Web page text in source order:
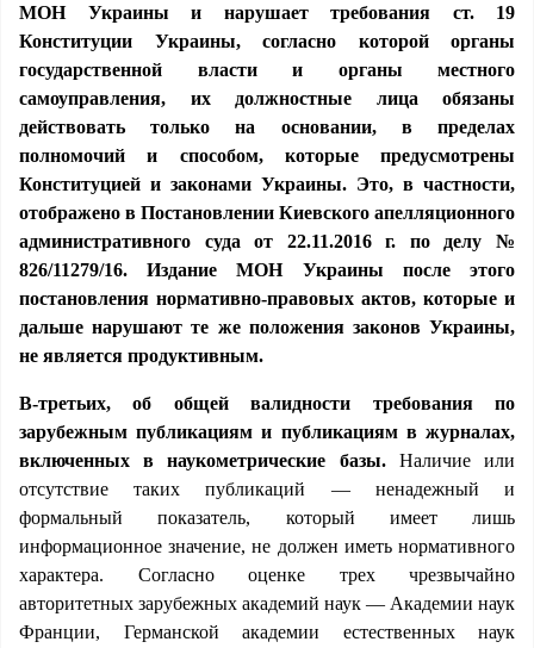
МОН Украины и нарушает требования ст. 19
Конституции Украины, согласно которой органы
государственной власти и органы местного
самоуправления, их должностные лица обязаны
действовать только на основании, в пределах
полномочий и способом, которые предусмотрены
Конституцией и законами Украины. Это, в частности,
отображено в Постановлении Киевского апелляционного
административного суда от 22.11.2016 г. по делу №
826/11279/16. Издание МОН Украины после этого
постановления нормативно-правовых актов, которые и
дальше нарушают те же положения законов Украины,
не является продуктивным.
В-третьих, об общей валидности требования по
зарубежным публикациям и публикациям в журналах,
включенных в наукометрические базы.Наличие или
отсутствие таких публикаций — ненадежный и
формальный показатель, который имеет лишь
информационное значение, не должен иметь нормативного
характера. Согласно оценке трех чрезвычайно
авторитетных зарубежных академий наук — Академии наук
Франции, Германской академии естественных наук